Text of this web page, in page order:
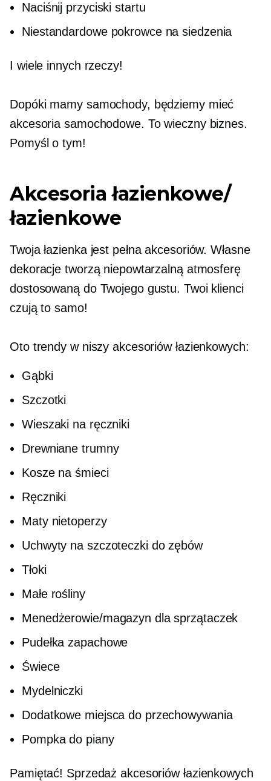
Naciśnij przyciski startu
Niestandardowe pokrowce na siedzenia
I wiele innych rzeczy!
Dopóki mamy samochody, będziemy mieć
akcesoria samochodowe. To wieczny biznes.
Pomyśl o tym!
Akcesoria łazienkowe/
łazienkowe
Twoja łazienka jest pełna akcesoriów. Własne
dekoracje tworzą niepowtarzalną atmosferę
dostosowaną do Twojego gustu. Twoi klienci
czują to samo!
Oto trendy w niszy akcesoriów łazienkowych:
Gąbki
Szczotki
Wieszaki na ręczniki
Drewniane trumny
Kosze na śmieci
Ręczniki
Maty nietoperzy
Uchwyty na szczoteczki do zębów
Tłoki
Małe rośliny
Menedżerowie/magazyn dla sprzątaczek
Pudełka zapachowe
Świece
Mydelniczki
Dodatkowe miejsca do przechowywania
Pompka do piany
Pamiętać! Sprzedaż akcesoriów łazienkowych